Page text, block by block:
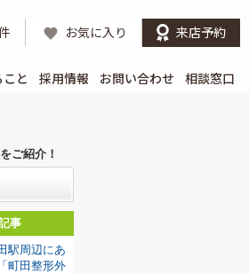
お気に入り 来店予約
と 採用情報 お問い合わせ 相談窓口
ご紹介！
事
駅周辺にあ
町田整形外